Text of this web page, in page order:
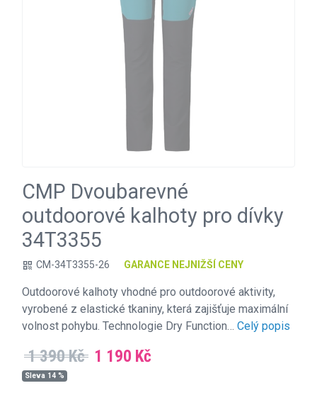
CMP Dvoubarevné
outdoorové kalhoty pro dívky
34T3355
qr_code CM-34T3355-26 GARANCE NEJNIŽŠÍ CENY
Outdoorové kalhoty vhodné pro outdoorové aktivity,
vyrobené z elastické tkaniny, která zajišťuje maximální
volnost pohybu. Technologie Dry Function… Celý popis
1 390 Kč 1 190 Kč
Sleva 14 %